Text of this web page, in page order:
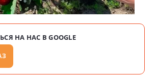
НА НАС В GOOGLE